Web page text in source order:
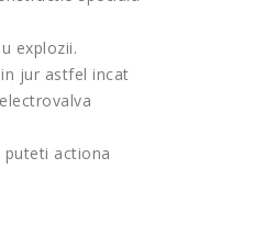
explozii.
jur astfel incat
puteti actiona